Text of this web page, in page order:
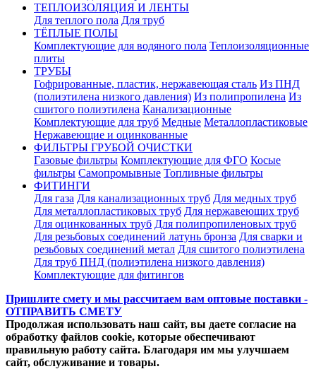
ТЕПЛОИЗОЛЯЦИЯ И ЛЕНТЫ
Для теплого пола Для труб
ТЁПЛЫЕ ПОЛЫ
Комплектующие для водяного пола Теплоизоляционные
плиты
ТРУБЫ
Гофрированные, пластик, нержавеющая сталь Из ПНД
(полиэтилена низкого давления) Из полипропилена Из
сшитого полиэтилена Канализационные
Комплектующие для труб Медные Металлопластиковые
Нержавеющие и оцинкованные
ФИЛЬТРЫ ГРУБОЙ ОЧИСТКИ
Газовые фильтры Комплектующие для ФГО Косые
фильтры Самопромывные Топливные фильтры
ФИТИНГИ
Для газа Для канализационных труб Для медных труб
Для металлопластиковых труб Для нержавеющих труб
Для оцинкованных труб Для полипропиленовых труб
Для резьбовых соединений латунь бронза Для сварки и
резьбовых соединений метал Для сшитого полиэтилена
Для труб ПНД (полиэтилена низкого давления)
Комплектующие для фитингов
Пришлите смету и мы рассчитаем вам оптовые поставки -
ОТПРАВИТЬ СМЕТУ
Продолжая использовать наш сайт, вы даете согласие на
обработку файлов cookie, которые обеспечивают
правильную работу сайта. Благодаря им мы улучшаем
сайт, обслуживание и товары.